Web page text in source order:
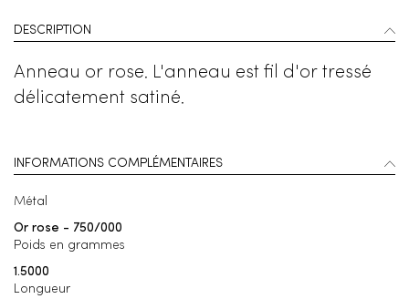
DESCRIPTION
Anneau or rose. L'anneau est fil d'or tressé
délicatement satiné.
INFORMATIONS COMPLÉMENTAIRES
Métal
Or rose - 750/000
Poids en grammes
1.5000
Longueur